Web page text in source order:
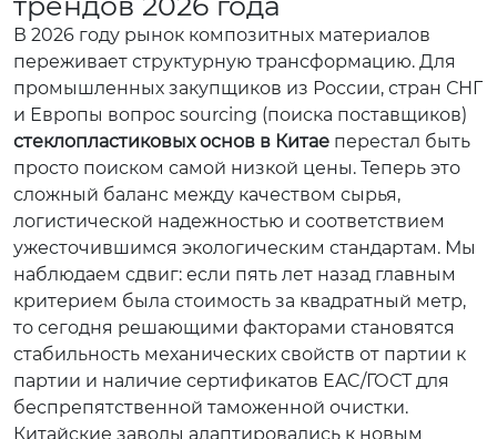
В 2026 году рынок композитных материалов
переживает структурную трансформацию. Для
промышленных закупщиков из России, стран СНГ
и Европы вопрос sourcing (поиска поставщиков)
стеклопластиковых основ в Китае перестал быть
просто поиском самой низкой цены. Теперь это
сложный баланс между качеством сырья,
логистической надежностью и соответствием
ужесточившимся экологическим стандартам. Мы
наблюдаем сдвиг: если пять лет назад главным
критерием была стоимость за квадратный метр,
то сегодня решающими факторами становятся
стабильность механических свойств от партии к
партии и наличие сертификатов EAC/ГОСТ для
беспрепятственной таможенной очистки.
Китайские заводы адаптировались к новым